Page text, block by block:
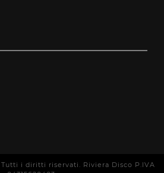
. Tutti i diritti riservati. Riviera Disco P.IVA